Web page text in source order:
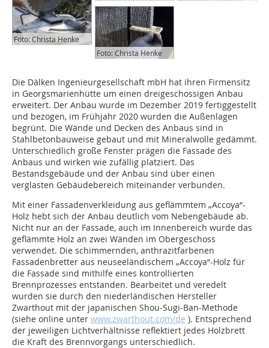
Foto: Christa Henke
Foto: Christa Henke
Die Dälken Ingenieurgesellschaft mbH hat ihren Firmensitz
in Georgsmarienhütte um einen dreigeschossigen Anbau
erweitert. Der Anbau wurde im Dezember 2019 fertiggestellt
und bezogen, im Frühjahr 2020 wurden die Außenlagen
begrünt. Die Wände und Decken des Anbaus sind in
Stahlbetonbauweise gebaut und mit Mineralwolle gedämmt.
Unterschiedlich große Fenster prägen die Fassade des
Anbaus und wirken wie zufällig platziert. Das
Bestandsgebäude und der Anbau sind über einen
verglasten Gebäudebereich miteinander verbunden.
Mit einer Fassadenverkleidung aus geflämmtem „Accoya“-
Holz hebt sich der Anbau deutlich vom Nebengebäude ab.
Nicht nur an der Fassade, auch im Innenbereich wurde das
geflämmte Holz an zwei Wänden im Obergeschoss
verwendet. Die schimmernden, anthrazitfarbenen
Fassadenbretter aus neuseeländischem „Accoya“-Holz für
die Fassade sind mithilfe eines kontrollierten
Brennprozesses entstanden. Bearbeitet und veredelt
wurden sie durch den niederländischen Hersteller
Zwarthout mit der japanischen Shou-Sugi-Ban-Methode
(siehe online unter www.zwarthout.com/de ). Entsprechend
der jeweiligen Lichtverhältnisse reflektiert jedes Holzbrett
die Kraft des Brennvorgangs unterschiedlich.